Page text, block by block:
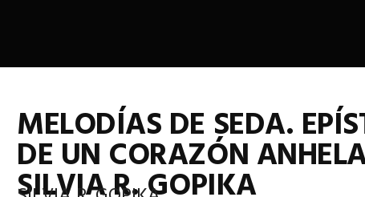
MELODÍAS DE SEDA.
DE UN CORAZÓN
SILVIA R. GOPIKA